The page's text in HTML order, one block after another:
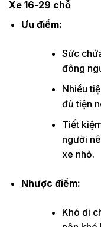
Xe 16-29 chỗ
Ưu điểm:
Sức
đông
Nhiều
đủ tiện
Tiết
người
xe nhỏ.
Nhược điểm:
Khó di